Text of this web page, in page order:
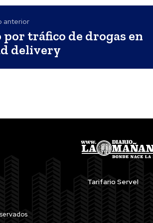
anterior
tráfico de drogas en
delivery
Tarifario Servel